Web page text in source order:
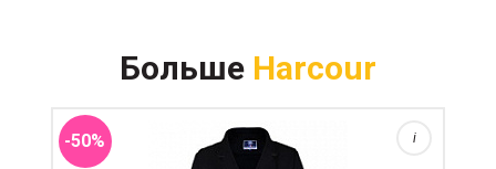
Больше Harcour
-50%
подходящий подо все. Фирменные пуговицы имеют
логотипы H Этот редингот станет первым и лучшим
i